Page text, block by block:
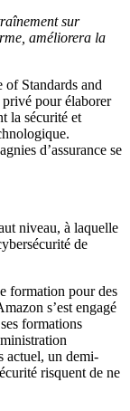
sur
améliorera la
Standards and
pour élaborer
la sécurité et
d’assurance se
niveau, à laquelle
de
formation pour des
s’est engagé
formations
actuel, un demi-
risquent de ne